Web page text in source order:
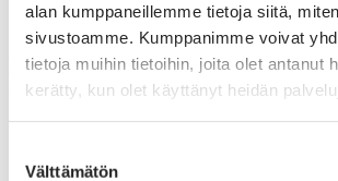
alan kumppaneillemme tietoja siitä,
sivustoamme. Kumppanimme voivat
tietoja muihin tietoihin, joita olet antanut
kerätty, kun olet käyttänyt heidän
valinta
Välttämätön
Liiton ajankohtaiset
Kevätseminaarissa visioitiin
tulevaisuutta
ry:n kevätseminaarissa keskusteltiin